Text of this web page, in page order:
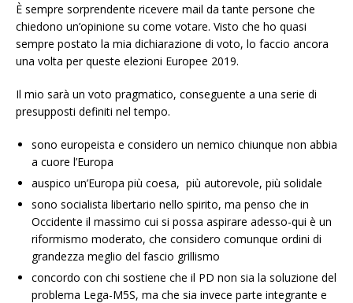
È sempre sorprendente ricevere mail da tante persone che
chiedono un’opinione su come votare. Visto che ho quasi
sempre postato la mia dichiarazione di voto, lo faccio ancora
una volta per queste elezioni Europee 2019.
Il mio sarà un voto pragmatico, conseguente a una serie di
presupposti definiti nel tempo.
sono europeista e considero un nemico chiunque non abbia
a cuore l’Europa
auspico un’Europa più coesa, più autorevole, più solidale
sono socialista libertario nello spirito, ma penso che in
Occidente il massimo cui si possa aspirare adesso-qui è un
riformismo moderato, che considero comunque ordini di
grandezza meglio del fascio grillismo
concordo con chi sostiene che il PD non sia la soluzione del
problema Lega-M5S, ma che sia invece parte integrante e